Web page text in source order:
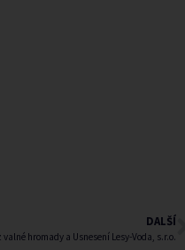
DALŠÍ
hromady a Usnesení Lesy-Voda, s.r.o.